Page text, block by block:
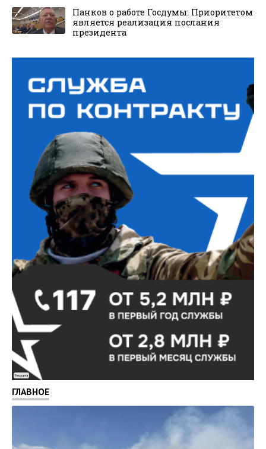
Панков о работе Госдумы: Приоритетом
является реализация послания
президента
Реклама
ГЛАВНОЕ